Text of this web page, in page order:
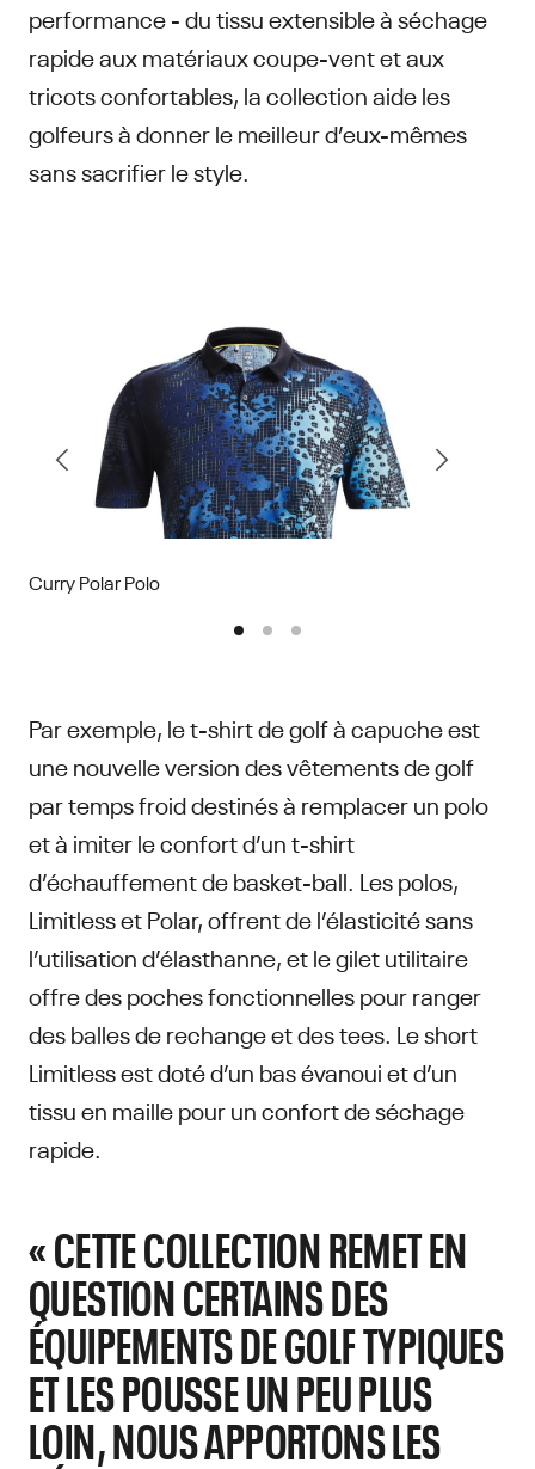
performance - du tissu extensible à séchage
rapide aux matériaux coupe-vent et aux
tricots confortables, la collection aide les
golfeurs à donner le meilleur d’eux-mêmes
sans sacrifier le style.
Curry Polar Polo
Par exemple, le t-shirt de golf à capuche est
une nouvelle version des vêtements de golf
par temps froid destinés à remplacer un polo
et à imiter le confort d’un t-shirt
d’échauffement de basket-ball. Les polos,
Limitless et Polar, offrent de l’élasticité sans
l’utilisation d’élasthanne, et le gilet utilitaire
offre des poches fonctionnelles pour ranger
des balles de rechange et des tees. Le short
Limitless est doté d’un bas évanoui et d’un
tissu en maille pour un confort de séchage
rapide.
« CETTE COLLECTION REMET EN
QUESTION CERTAINS DES
ÉQUIPEMENTS DE GOLF TYPIQUES
ET LES POUSSE UN PEU PLUS
LOIN, NOUS APPORTONS LES